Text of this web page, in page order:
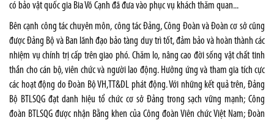
có bảo vật quốc gia Bia Võ Cạnh đã đưa vào phục vụ khách thăm quan...
Bên cạnh công tác chuyên môn, công tác Đảng, Công Đoàn và Đoàn cơ sở cũng
được Đảng Bộ và Ban lãnh đạo bảo tàng duy trì tốt, đảm bảo và hoàn thành các
nhiệm vụ chính trị cấp trên giao phó. Chăm lo, nâng cao đời sống vật chất tinh
thần cho cán bộ, viên chức và người lao động. Hưởng ứng và tham gia tích cực
các hoạt động do Đoàn Bộ VH,TT&DL phát động. Với những kết quả trên, Đảng
Bộ BTLSQG đạt danh hiệu tổ chức cơ sở Đảng trong sạch vững mạnh; Công
đoàn BTLSQG được nhận Bằng khen của Công đoàn Viên chức Việt Nam; Đoàn